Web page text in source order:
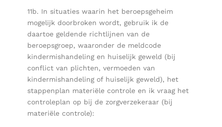
11b. In situaties waarin het beroepsgeheim
mogelijk doorbroken wordt, gebruik ik de
daartoe geldende richtlijnen van de
beroepsgroep, waaronder de meldcode
kindermishandeling en huiselijk geweld (bij
conflict van plichten, vermoeden van
kindermishandeling of huiselijk geweld), het
stappenplan materiële controle en ik vraag het
controleplan op bij de zorgverzekeraar (bij
materiële controle):